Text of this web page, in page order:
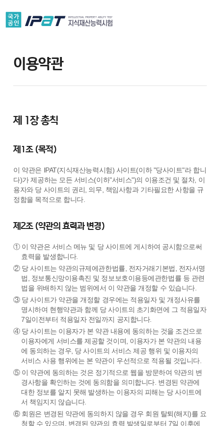
이용약관
제 1장 총칙
제1조 (목적)
이 약관은 IPAT(지식재산능력시험) 사이트(이하 "당사이트"라 합니
다)가 제공하는 모든 서비스(이하"서비스")의 이용조건 및 절차, 이
용자와 당 사이트의 권리, 의무, 책임사항과 기타필요한 사항을 규
정함을 목적으로 합니다.
제2조 (약관의 효력과 변경)
① 이 약관은 서비스 메뉴 및 당 사이트에 게시하여 공시함으로써
효력을 발생합니다.
② 당 사이트는 약관의규제에관한법률, 전자거래기본법, 전자서명
법, 정보통신망이용촉진 및 정보보호이용등에관한법률 등 관련
법을 위배하지 않는 범위에서 이 약관을 개정할 수 있습니다.
③ 당 사이트가 약관을 개정할 경우에는 적용일자 및 개정사유를
명시하여 현행약관과 함께 당 사이트의 초기화면에 그 적용일자
7일이전부터 적용일자 전일까지 공지합니다.
④ 당 사이트는 이용자가 본 약관 내용에 동의하는 것을 조건으로
이용자에게 서비스를 제공할 것이며, 이용자가 본 약관의 내용
에 동의하는 경우, 당 사이트의 서비스 제공 행위 및 이용자의
서비스 사용 행위에는 본 약관이 우선적으로 적용될 것입니다.
⑤ 이 약관에 동의하는 것은 정기적으로 웹을 방문하여 약관의 변
경사항을 확인하는 것에 동의함을 의미합니다. 변경된 약관에
대한 정보를 알지 못해 발생하는 이용자의 피해는 당 사이트에
서 책임지지 않습니다.
⑥ 회원은 변경된 약관에 동의하지 않을 경우 회원 탈퇴(해지)를 요
청할 수 있으며, 변경된 약관의 효력 발생일로부터 7일 이후에